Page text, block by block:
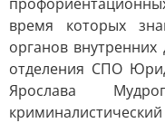
время которых
органов
отделения СПО
Ярослава